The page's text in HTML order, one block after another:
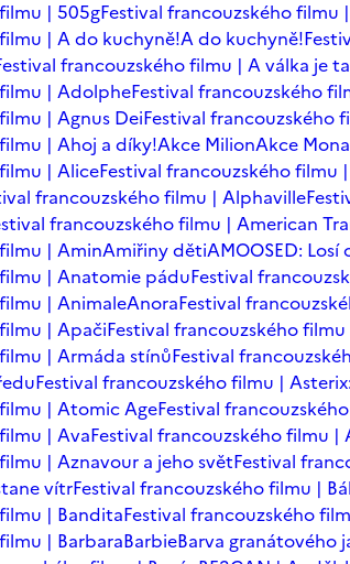
| 505gFestival francouzského filmu
| A do kuchyně!A do kuchyně!
francouzského filmu | A válka je
| AdolpheFestival francouzského
| Agnus DeiFestival francouzského
| Ahoj a díky!Akce MilionAkce
| AliceFestival francouzského filmu
francouzského filmu | Alphaville
francouzského filmu | American
| AminAmiřiny dětiAMOOSED: Losí
| Anatomie páduFestival
| AnimaleAnoraFestival
| ApačiFestival francouzského
| Armáda stínůFestival
Festival francouzského filmu |
| Atomic AgeFestival
| AvaFestival francouzského filmu |
| Aznavour a jeho světFestival
vítrFestival francouzského filmu |
| BanditaFestival francouzského
| BarbaraBarbieBarva granátového